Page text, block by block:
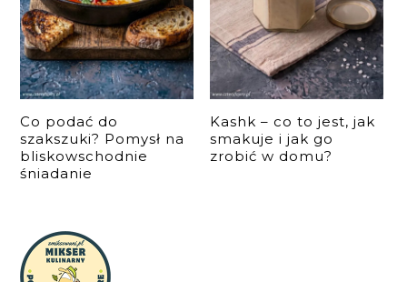
Co podać do
szakszuki? Pomysł na
bliskowschodnie
śniadanie
Kashk – co to jest, jak
smakuje i jak go
zrobić w domu?